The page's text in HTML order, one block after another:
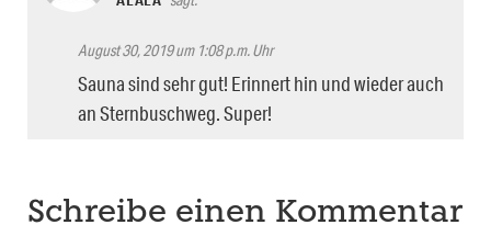
August 30, 2019 um 1:08 p.m. Uhr
Sauna sind sehr gut! Erinnert hin und wieder auch
an Sternbuschweg. Super!
Schreibe einen Kommentar